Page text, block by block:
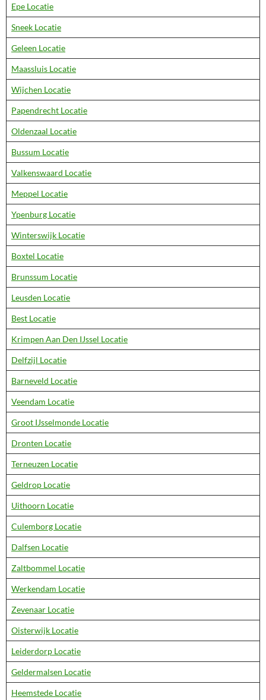
Epe Locatie
Sneek Locatie
Geleen Locatie
Maassluis Locatie
Wijchen Locatie
Papendrecht Locatie
Oldenzaal Locatie
Bussum Locatie
Valkenswaard Locatie
Meppel Locatie
Ypenburg Locatie
Winterswijk Locatie
Boxtel Locatie
Brunssum Locatie
Leusden Locatie
Best Locatie
Krimpen Aan Den IJssel Locatie
Delfzijl Locatie
Barneveld Locatie
Veendam Locatie
Groot IJsselmonde Locatie
Dronten Locatie
Terneuzen Locatie
Geldrop Locatie
Uithoorn Locatie
Culemborg Locatie
Dalfsen Locatie
Zaltbommel Locatie
Werkendam Locatie
Zevenaar Locatie
Oisterwijk Locatie
Leiderdorp Locatie
Geldermalsen Locatie
Heemstede Locatie